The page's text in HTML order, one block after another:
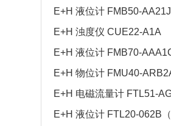
E+H 液位计 FMB50-
E+H 浊度仪 CUE22-A1A
E+H 液位计 FMB70-
E+H 物位计 FMU40-
E+H 电磁流量计 FTL51-
E+H 液位计 FTL20-062B